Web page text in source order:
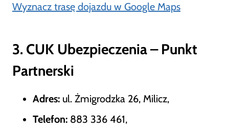
Wyznacz trasę dojazdu w Google Maps
3. CUK Ubezpieczenia – Punkt
Partnerski
Adres: ul. Żmigrodzka 26, Milicz,
Telefon: 883 336 461,